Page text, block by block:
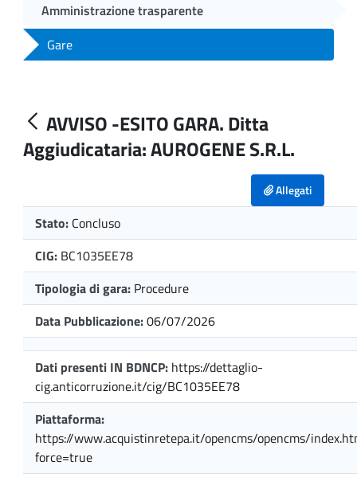
Amministrazione trasparente
Gare
AVVISO -ESITO GARA. Ditta
Aggiudicataria: AUROGENE S.R.L.
Allegati
Stato: Concluso
CIG: BC1035EE78
Tipologia di gara: Procedure
Data Pubblicazione:06/07/2026
Dati presenti IN BDNCP: https://dettaglio-
cig.anticorruzione.it/cig/BC1035EE78
Piattaforma:
https://www.acquistinretepa.it/opencms/opencms/
force=true